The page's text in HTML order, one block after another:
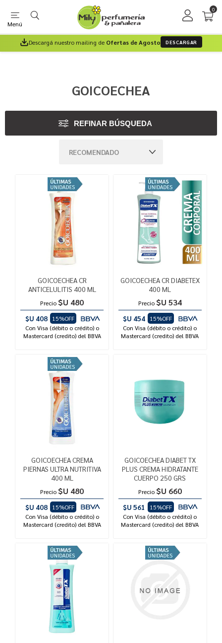
Menú
0
Descargá nuestro mailing de Ofertas de Agosto DESCARGAR
GOICOECHEA
REFINAR BÚSQUEDA
GOICOECHEA CR
ANTICELULITIS 400 ML
Precio $U 480
$U 408
15%OFF
Con Visa (débito o crédito) o
Mastercard (credito) del BBVA
GOICOECHEA CR DIABETEX
400 ML
Precio $U 534
$U 454
15%OFF
Con Visa (débito o crédito) o
Mastercard (credito) del BBVA
GOICOECHEA CREMA
PIERNAS ULTRA NUTRITIVA
400 ML
Precio $U 480
$U 408
15%OFF
Con Visa (débito o crédito) o
Mastercard (credito) del BBVA
GOICOECHEA DIABET TX
PLUS CREMA HIDRATANTE
CUERPO 250 GRS
Precio $U 660
$U 561
15%OFF
Con Visa (débito o crédito) o
Mastercard (credito) del BBVA